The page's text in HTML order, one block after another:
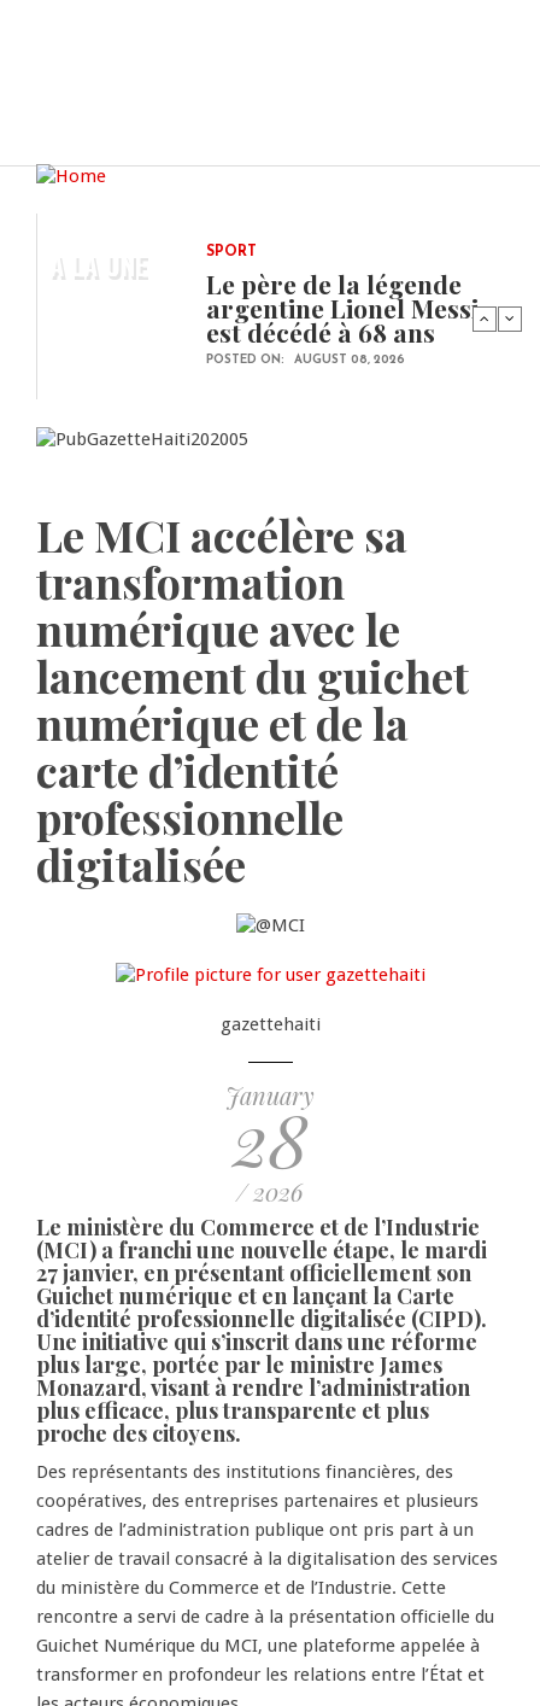
A LA UNE SPORT
Le père de la légende
argentine Lionel Messi
est décédé à 68 ans
POSTED ON: AUGUST 08, 2026
Le MCI accélère sa
transformation
numérique avec le
lancement du guichet
numérique et de la
carte d’identité
professionnelle
digitalisée
gazettehaiti
January
28
/ 2026
Le ministère du Commerce et de l’Industrie
(MCI) a franchi une nouvelle étape, le mardi
27 janvier, en présentant officiellement son
Guichet numérique et en lançant la Carte
d’identité professionnelle digitalisée (CIPD).
Une initiative qui s’inscrit dans une réforme
plus large, portée par le ministre James
Monazard, visant à rendre l’administration
plus efficace, plus transparente et plus
proche des citoyens.
Des représentants des institutions financières, des
coopératives, des entreprises partenaires et plusieurs
cadres de l’administration publique ont pris part à un
atelier de travail consacré à la digitalisation des services
du ministère du Commerce et de l’Industrie. Cette
rencontre a servi de cadre à la présentation officielle du
Guichet Numérique du MCI, une plateforme appelée à
transformer en profondeur les relations entre l’État et